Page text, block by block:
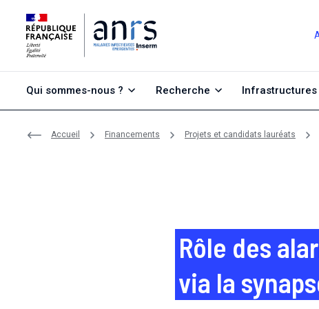
Qui sommes-nous ? Recherche Infrastructures
Accueil Financements Projets et candidats lauréats
Rôle des
via la